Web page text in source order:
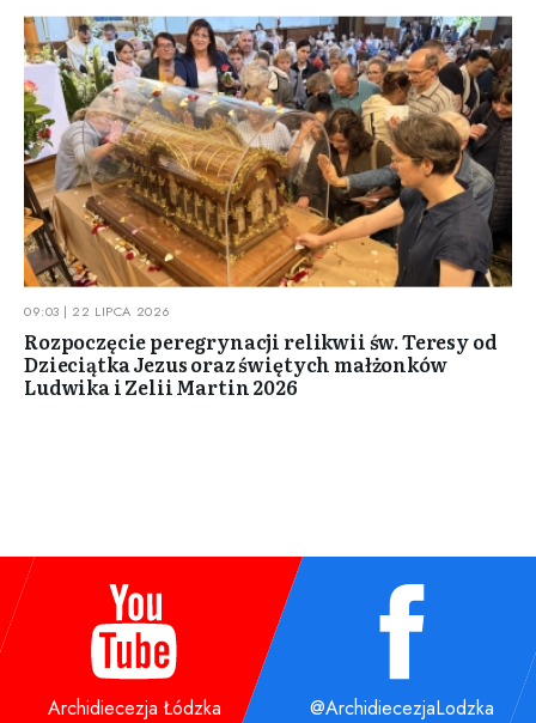
09:03 | 22 LIPCA 2026
Rozpoczęcie peregrynacji relikwii św. Teresy od
Dzieciątka Jezus oraz świętych małżonków
Ludwika i Zelii Martin 2026
Archidiecezja Łódzka @ArchidiecezjaLodzka